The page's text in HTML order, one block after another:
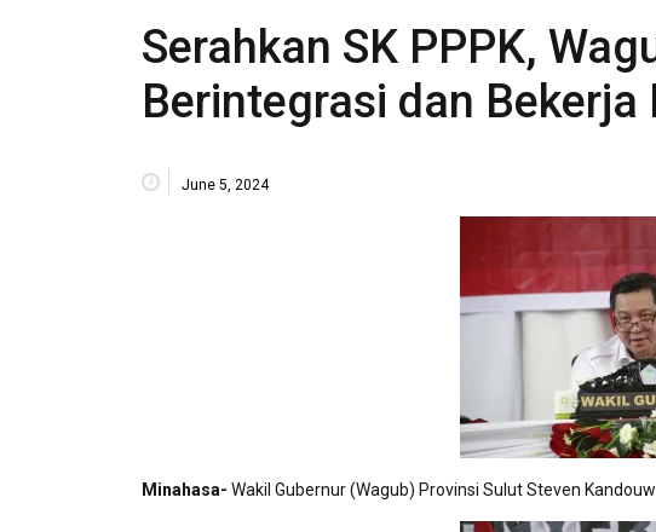
Serahkan SK PPPK,
Berintegrasi dan Bekerja
June 5, 2024
Minahasa- Wakil Gubernur (Wagub) Provinsi Sulut Steven